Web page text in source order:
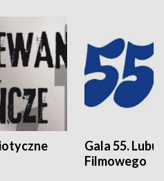
Gala 55.
Filmowego